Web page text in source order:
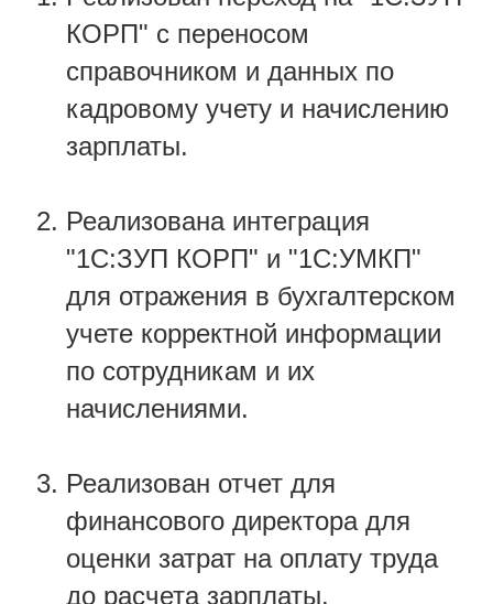
КОРП" с переносом
справочником и данных по
кадровому учету и начислению
зарплаты.
Реализована интеграция
"1С:ЗУП КОРП" и "1С:УМКП"
для отражения в бухгалтерском
учете корректной информации
по сотрудникам и их
начислениями.
Реализован отчет для
финансового директора для
оценки затрат на оплату труда
до расчета зарплаты.